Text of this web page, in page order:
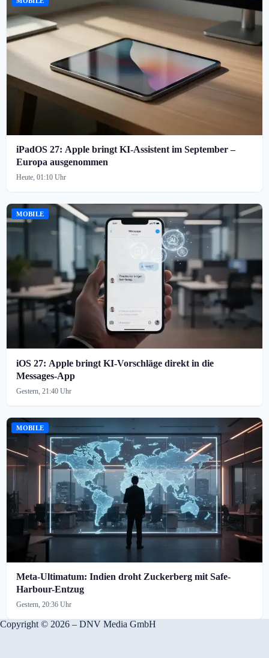
iPadOS 27: Apple bringt KI-Assistent im September –
Europa ausgenommen
Heute, 01:10 Uhr
MOBILE
iOS 27: Apple bringt KI-Vorschläge direkt in die
Messages-App
Gestern, 21:40 Uhr
MOBILE
Meta-Ultimatum: Indien droht Zuckerberg mit Safe-
Harbour-Entzug
Gestern, 20:36 Uhr
Copyright © 2026 – DNV Media GmbH